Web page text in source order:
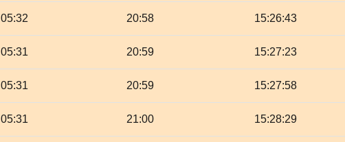
05:32 20:58 15:26:43
05:31 20:59 15:27:23
05:31 20:59 15:27:58
05:31 21:00 15:28:29